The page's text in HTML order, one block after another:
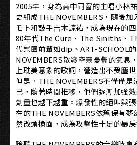
2005年，身為高中同窗的主唱小林
史組成THE NOVEMBERS，隨後加
モト和鼓手吉木諒祐，成為現在的
80年代The Cure、The Smiths、
代樂團前輩如dip、ART-SCHOOL
NOVEMBERS散發空靈憂鬱的氣息
上耽美意象的歌詞，營造出不受塵
但是，THE NOVEMBERS不僅僅是
已，隨著時間推移，他們逐漸加強
劑量也越下越重。爆發性的絕叫與
在的THE NOVEMBERS依舊保有夢
然改頭換面，成為攻擊性十足的暴戾